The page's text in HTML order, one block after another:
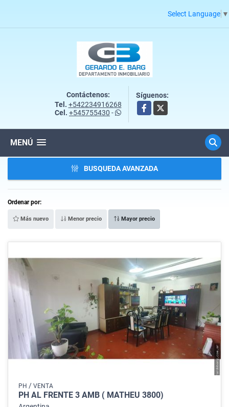
Select Language ▼
Contáctenos:
Tel. +542234916268
Cel. +545755430 -
Síguenos:
Facebook
X
MENÚ
BUSQUEDA AVANZADA
Ordenar por:
Más nuevo Menor precio Mayor precio
PH / VENTA
PH AL FRENTE 3 AMB ( MATHEU 3800)